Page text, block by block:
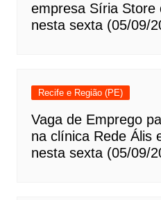
empresa Síria Store
nesta sexta (05/09/
Recife e Região (PE)
Vaga de Emprego
na clínica Rede Ális
nesta sexta (05/09/